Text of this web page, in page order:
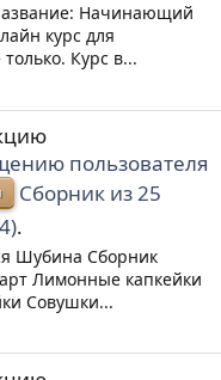
Начинающий
курс для
Курс в...
пользователя
Сборник из 25
.
Шубина Сборник
Лимонные капкейки
Совушки...